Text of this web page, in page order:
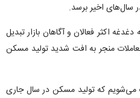
سال‌های اخیر برسد.
اکثر فعالان و آگاهان بازار تبدیل
منجر به افت شدید تولید مسکن
می‌شویم که تولید مسکن در سال جاری